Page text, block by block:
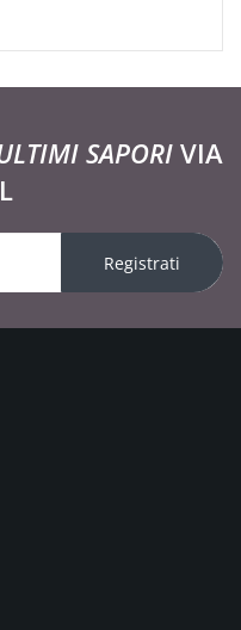
SAPORIVIA
Registrati